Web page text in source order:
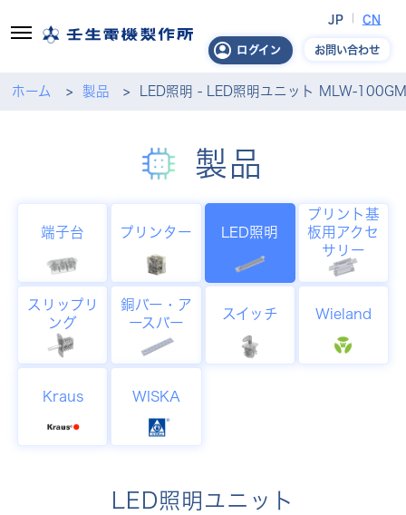
ログイン
JP CN
お問い合わせ
ホーム 製品 LED照明 - LED照明ユニット MLW-
製品
端子台 プリンター LED照明
プリント基
板用アクセ
サリー
スリップリ
ング
銅バー・ア
ースバー
スイッチ Wieland
Kraus WISKA
LED照明ユニット